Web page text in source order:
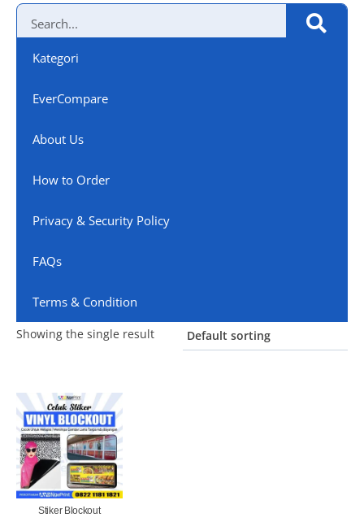
Kategori
EverCompare
About Us
How to Order
Privacy & Security Policy
FAQs
Terms & Condition
Showing the single result
Stiker Blockout